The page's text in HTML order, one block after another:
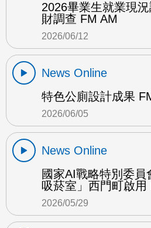
2026畢業生就業現
財調查 FM AM
2026/06/12
News Online
特色公廁設計成果
2026/06/05
News Online
國家AI戰略特別委
吸菸室」西門町啟用
2026/05/29